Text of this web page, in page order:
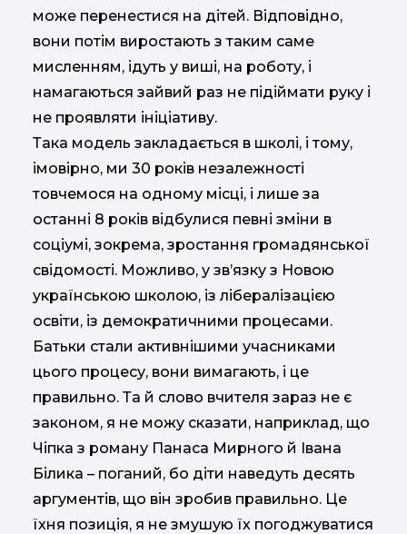
може перенестися на дітей. Відповідно,
вони потім виростають з таким саме
мисленням, ідуть у виші, на роботу, і
намагаються зайвий раз не підіймати руку і
не проявляти ініціативу.
Така модель закладається в школі, і тому,
імовірно, ми 30 років незалежності
товчемося на одному місці, і лише за
останні 8 років відбулися певні зміни в
соціумі, зокрема, зростання громадянської
свідомості. Можливо, у зв’язку з Новою
українською школою, із лібералізацією
освіти, із демократичними процесами.
Батьки стали активнішими учасниками
цього процесу, вони вимагають, і це
правильно. Та й слово вчителя зараз не є
законом, я не можу сказати, наприклад, що
Чіпка з роману Панаса Мирного й Івана
Білика – поганий, бо діти наведуть десять
аргументів, що він зробив правильно. Це
їхня позиція, я не змушую їх погоджуватися